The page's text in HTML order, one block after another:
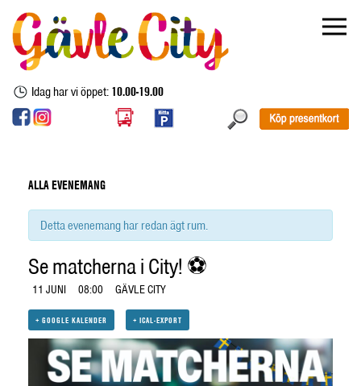
Idag har vi öppet:10.00-19.00
ALLA EVENEMANG
Detta evenemang har redan ägt rum.
Se matcherna i City! ⚽
11 JUNI 08:00 GÄVLE CITY
+ GOOGLE KALENDER + ICAL-EXPORT